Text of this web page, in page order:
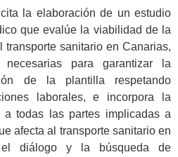
la elaboración de un estudio
que evalúe la viabilidad de la
sanitario en Canarias,
para garantizar la
de la plantilla respetando
laborales, e incorpora la
todas las partes implicadas a
afecta al transporte sanitario en
el diálogo y la búsqueda de